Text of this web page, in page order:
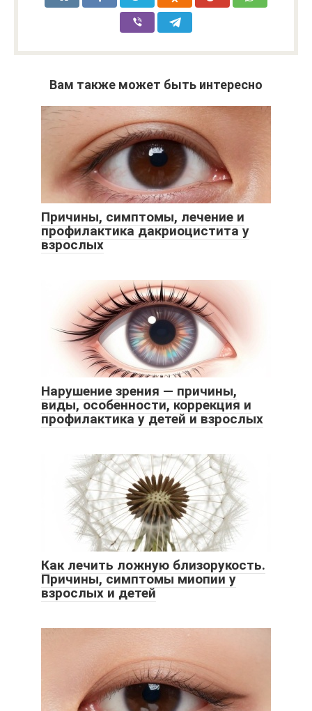
Вам также может быть интересно
Причины, симптомы, лечение и
профилактика дакриоцистита у
взрослых
Нарушение зрения — причины,
виды, особенности, коррекция и
профилактика у детей и взрослых
Как лечить ложную близорукость.
Причины, симптомы миопии у
взрослых и детей